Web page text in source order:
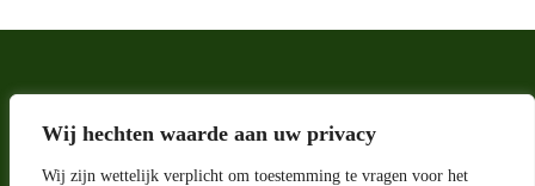
Wij hechten waarde aan uw privacy
Wij zijn wettelijk verplicht om toestemming te vragen voor het